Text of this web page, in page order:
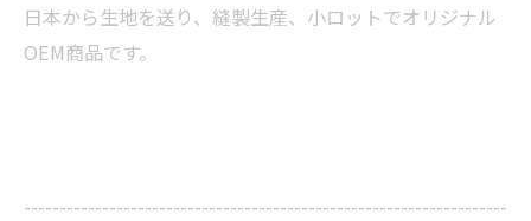
日本から生地を送り、縫製生産、小ロットでオリジナル
OEM商品です。
--------------------------------------------------------------------